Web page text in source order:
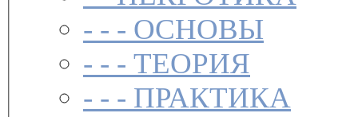
- - - ОСНОВЫ
- - - ТЕОРИЯ
- - - ПРАКТИКА